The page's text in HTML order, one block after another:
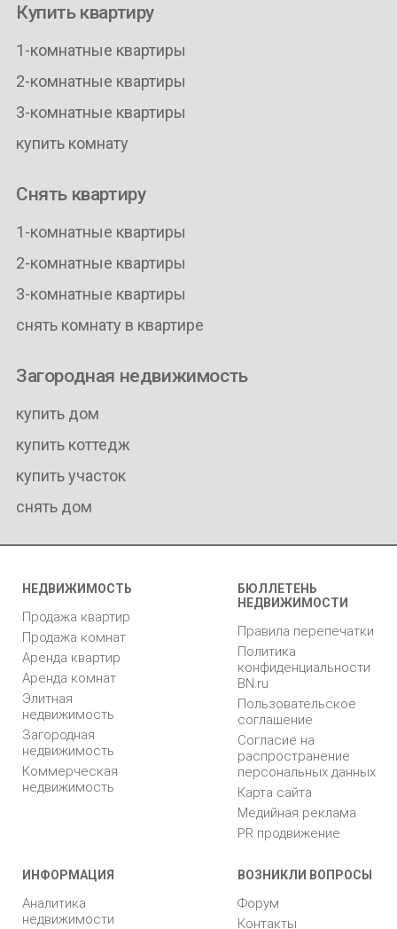
Купить квартиру
1-комнатные квартиры
2-комнатные квартиры
3-комнатные квартиры
купить комнату
Снять квартиру
1-комнатные квартиры
2-комнатные квартиры
3-комнатные квартиры
снять комнату в квартире
Загородная недвижимость
купить дом
купить коттедж
купить участок
снять дом
НЕДВИЖИМОСТЬ
Продажа квартир
Продажа комнат
Аренда квартир
Аренда комнат
Элитная
недвижимость
Загородная
недвижимость
Коммерческая
недвижимость
БЮЛЛЕТЕНЬ
НЕДВИЖИМОСТИ
Правила перепечатки
Политика
конфиденциальности
BN.ru
Пользовательское
соглашение
Согласие на
распространение
персональных данных
Карта сайта
Медийная реклама
PR продвижение
ИНФОРМАЦИЯ
Аналитика
недвижимости
ВОЗНИКЛИ ВОПРОСЫ
Форум
Контакты